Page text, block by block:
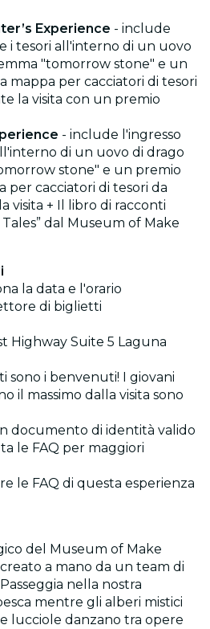
Experience - include
i tesori all'interno di un uovo
"tomorrow stone" e un
mappa per cacciatori di tesori
la visita con un premio
- include l'ingresso
di un uovo di drago
stone" e un premio
per cacciatori di tesori da
visita + Il libro di racconti
Tales” dal Museum of Make
la data e l'orario
di biglietti
Highway Suite 5 Laguna
sono i benvenuti! I giovani
il massimo dalla visita sono
documento di identità valido
le FAQ per maggiori
le FAQ di questa esperienza
del Museum of Make
a mano da un team di
nella nostra
mentre gli alberi mistici
lucciole danzano tra opere